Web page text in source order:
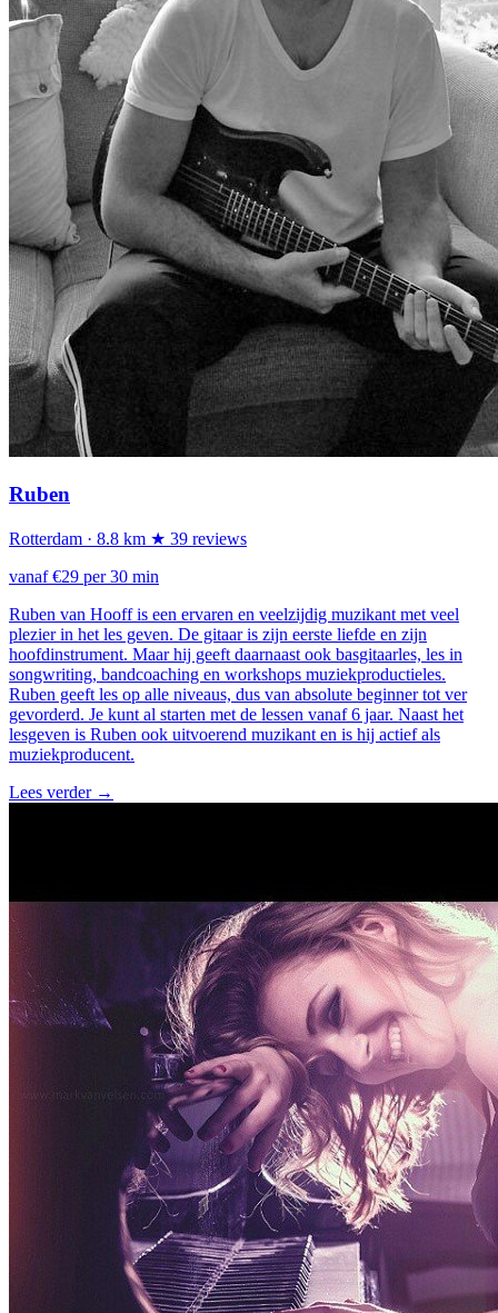
Ruben
Rotterdam · 8.8 km ★ 39 reviews
vanaf €29 per 30 min
Ruben van Hooff is een ervaren en veelzijdig muzikant met veel
plezier in het les geven. De gitaar is zijn eerste liefde en zijn
hoofdinstrument. Maar hij geeft daarnaast ook basgitaarles, les in
songwriting, bandcoaching en workshops muziekproductieles.
Ruben geeft les op alle niveaus, dus van absolute beginner tot ver
gevorderd. Je kunt al starten met de lessen vanaf 6 jaar. Naast het
lesgeven is Ruben ook uitvoerend muzikant en is hij actief als
muziekproducent.
Lees verder →